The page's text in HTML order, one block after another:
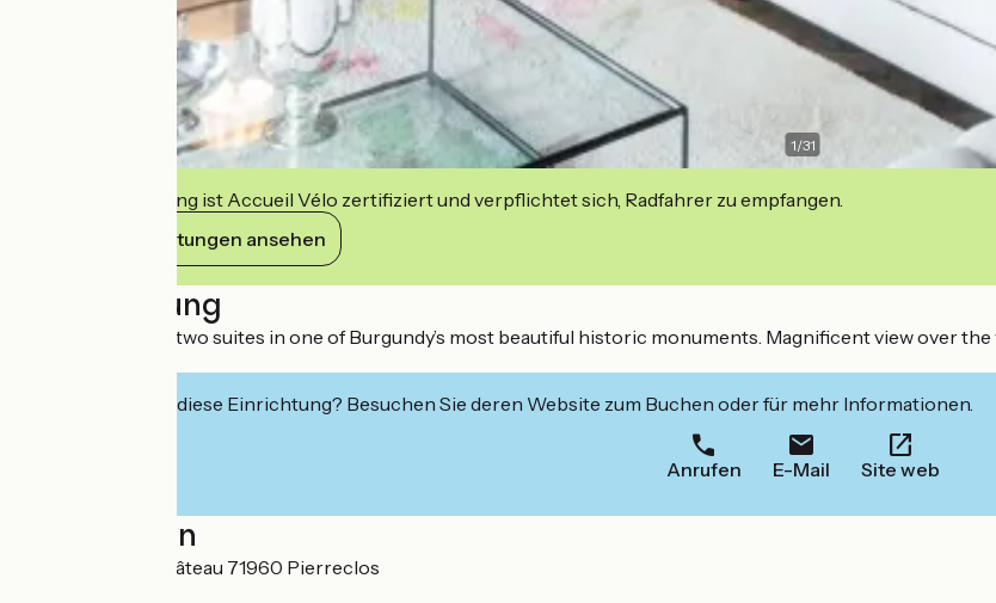
1/31
Diese Einrichtung ist Accueil Vélo zertifiziert und verpflichtet sich, Radfahrer zu empfangen.
Ihre Verpflichtungen ansehen
Beschreibung
Three rooms and two suites in one of Burgundy’s most beautiful historic monuments. Magnificent view over
Interessiert Sie diese Einrichtung? Besuchen Sie deren Website zum Buchen oder für mehr Informationen.
Anrufen E-Mail Site web
Localisation
144, chemin du Château 71960 Pierreclos